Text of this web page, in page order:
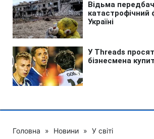
Головна » Новини » У світі